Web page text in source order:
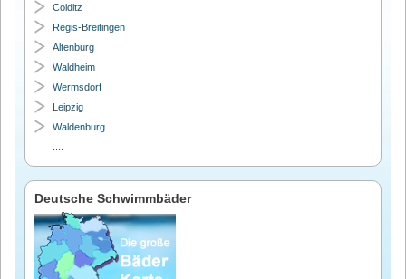
Colditz
Regis-Breitingen
Altenburg
Waldheim
Wermsdorf
Leipzig
Waldenburg
Deutsche Schwimmbäder